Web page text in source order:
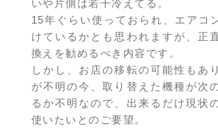
いや片側は若干冷えてる。
15年ぐらい使っておられ、エアコ
けているかとも思われますが、正
換えを勧めるべき内容です。
しかし、お店の移転の可能性もあ
が不明の今、取り替えた機種が次
るか不明なので、出来るだけ現状
使いたいとのご要望。